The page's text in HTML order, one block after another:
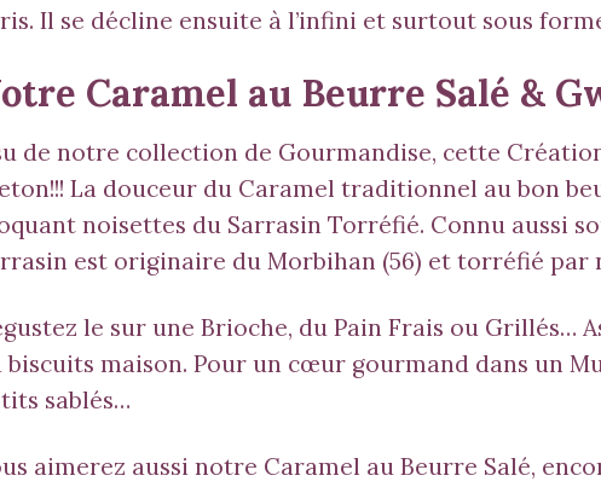
Il se décline ensuite à l’infini et surtout sous
Caramel au Beurre Salé &
de notre collection de Gourmandise, cette
La douceur du Caramel traditionnel au bon
noisettes du Sarrasin Torréfié. Connu aussi
est originaire du Morbihan (56) et torréfié par
le sur une Brioche, du Pain Frais ou Grillés…
biscuits maison. Pour un cœur gourmand dans un
sablés…
aimerez aussi notre Caramel au Beurre Salé,